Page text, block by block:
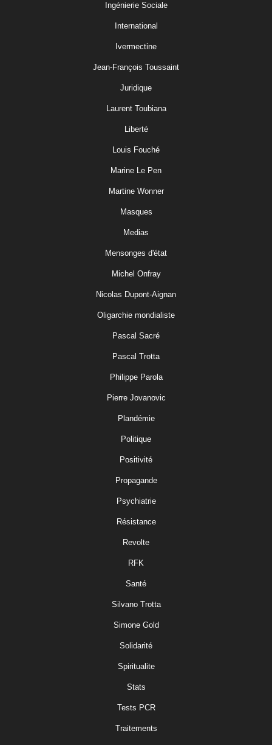
Ingénierie Sociale
International
Ivermectine
Jean-François Toussaint
Juridique
Laurent Toubiana
Liberté
Louis Fouché
Marine Le Pen
Martine Wonner
Masques
Medias
Mensonges d'état
Michel Onfray
Nicolas Dupont-Aignan
Oligarchie mondialiste
Pascal Sacré
Pascal Trotta
Philippe Parola
Pierre Jovanovic
Plandémie
Politique
Positivité
Propagande
Psychiatrie
Résistance
Revolte
RFK
Santé
Silvano Trotta
Simone Gold
Solidarité
Spiritualite
Stats
Tests PCR
Traitements